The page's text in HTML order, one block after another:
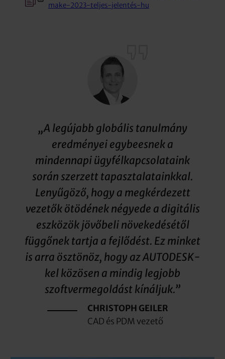
make-2023-teljes-jelentés-hu
„A legújabb globális tanulmány
eredményei egybeesnek a
mindennapi ügyfélkapcsolataink
során szerzett tapasztalatainkkal.
Lenyűgöző, hogy a megkérdezett
vezetők ötödének négyede a digitális
eszközök jövőbeli növekedésétől
függőnek tartja a fejlődést. Ez minket
is arra ösztönöz, hogy az AUTODESK-
kel közösen a mindig legjobb
szoftvermegoldást kínáljuk.”
CHRISTOPH GEILER
CAD és PDM vezető